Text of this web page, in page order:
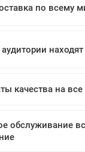
по всему
качества на
обслуживание